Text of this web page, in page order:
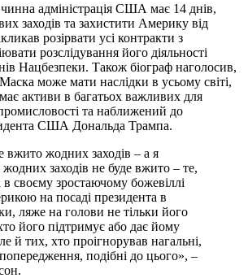
адміністрація США має 14 днів,
заходів та захистити Америку від
розірвати усі контракти з
розслідування його діяльності
Нацбезпеки. Також біограф наголосив,
може мати наслідки в усьому світі,
активи в багатьох важливих для
промисловості та наближений до
США Дональда Трампа.
вжито жодних заходів – а я
заходів не буде вжито – те,
своєму зростаючому божевіллі
на посаді президента в
ляже на голови не тільки його
його підтримує або дає йому
й тих, хто проігнорував нагальні,
подібні до цього», –